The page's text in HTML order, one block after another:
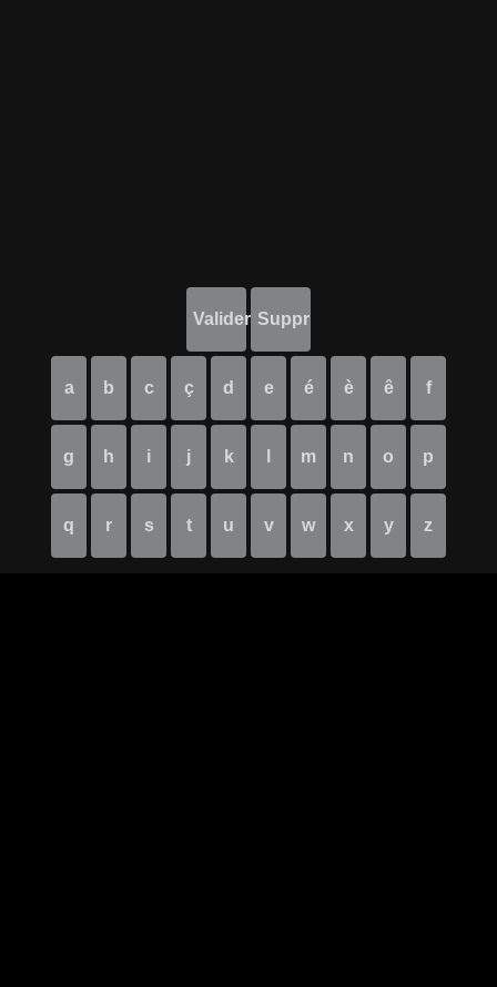
Valider Suppr
a b c ç d e é è ê f
g h i j k m n o p
q r s t u v w x y z